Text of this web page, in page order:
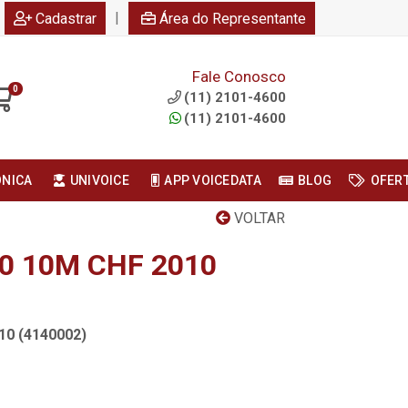
Cadastrar | Área do Representante
0
Fale Conosco
(11) 2101-4600
(11) 2101-4600
UNIVOICE APP VOICEDATA BLOG
VOLTAR
10M CHF 2010
(4140002)